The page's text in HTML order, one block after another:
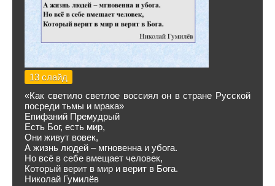
13 слайд
«Как светило светлое воссиял он в стране Русской
посреди тьмы и мрака»
Епифаний Премудрый
Есть Бог, есть мир,
Они живут вовек,
А жизнь людей – мгновенна и убога.
Но всё в себе вмещает человек,
Который верит в мир и верит в Бога.
Николай Гумилёв